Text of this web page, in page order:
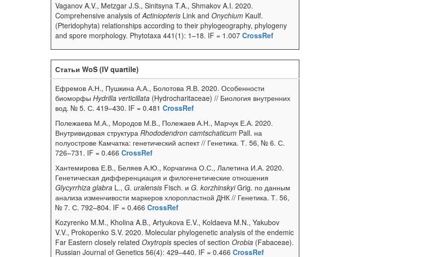
Vaganov A.V., Metzgar J.S., Sinitsyna T.A., Shmakov A.I. 2020.
Comprehensive analysis ofActiniopteris Link and Onychium Kaulf.
(Pteridophyta) relationships according to their phylogeography, phylogeny
and spore morphology. Phytotaxa 441(1): 1–18. IF = 1.007 CrossRef
Статьи WoS (IV quartile)
Ефремов А.Н., Пушкина А.А., Болотова Я.В. 2020. Особенности
биоморфы Hydrilla verticillata (Hydrocharitaceae) // Биология внутренних
вод. № 5. С. 419–430. IF = 0.481 CrossRef
Полежаева М.А., Мородов М.В., Полежаев А.Н., Марчук Е.А. 2020.
Внутривидовая структура Rhododendron camtschaticum Pall. на
полуострове Камчатка: генетический аспект // Генетика. Т. 56, № 6. С.
726–731. IF = 0.466 CrossRef
Хантемирова Е.В., Беляев А.Ю., Корчагина О.С., Лалетина И.А. 2020.
Генетическая дифференциация и филогенетические отношения
Glycyrrhiza glabra L., G. uralensis Fisch. и G. korzhinskyiGrig. по данным
анализа изменчивости маркеров хлоропластной ДНК // Генетика. Т. 56,
№ 7. С. 792–804. IF = 0.466 CrossRef
Kozyrenko M.M., Kholina A.B., Artyukova E.V., Koldaeva M.N., Yakubov
V.V., Prokopenko S.V. 2020. Molecular phylogenetic analysis of the endemic
Far Eastern closely related Oxytropis species of section Orobia (Fabaceae).
Russian Journal of Genetics 56(4): 429–440. IF = 0.466 CrossRef